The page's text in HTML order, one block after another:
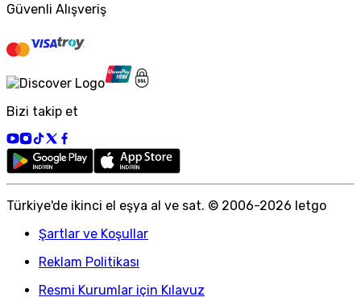
Güvenli Alışveriş
Bizi takip et
Türkiye'de ikinci el eşya al ve sat. © 2006-2026 letgo
Şartlar ve Koşullar
Reklam Politikası
Resmi Kurumlar için Kılavuz